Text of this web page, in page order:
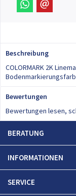
Beschreibung
COLORMARK 2K
Bewertungen
Bewertungen lesen,
BERATUNG
INFORMATIONEN
SERVICE